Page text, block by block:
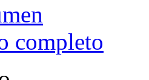
completo